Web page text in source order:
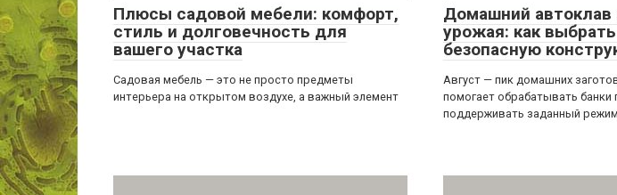
Плюсы садовой мебели: комфорт,
стиль и долговечность для
вашего участка
Садовая мебель — это не просто предметы
интерьера на открытом воздухе, а важный элемент
Домашний автоклав
урожая: как
безопасную
Август — пик домашних
помогает обрабатывать банки
поддерживать заданный